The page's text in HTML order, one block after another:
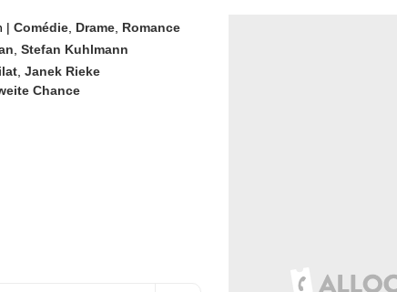
| Comédie Drame Romance
Stefan Kuhlmann
Janek Rieke
Chance